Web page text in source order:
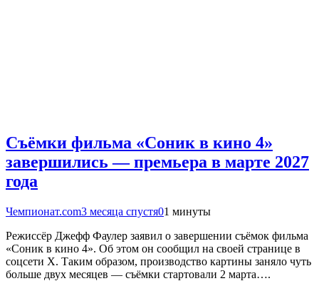
Съёмки фильма «Соник в кино 4»
завершились — премьера в марте 2027
года
Чемпионат.com3 месяца спустя01 минуты
Режиссёр Джефф Фаулер заявил о завершении съёмок фильма
«Соник в кино 4». Об этом он сообщил на своей странице в
соцсети X. Таким образом, производство картины заняло чуть
больше двух месяцев — съёмки стартовали 2 марта….